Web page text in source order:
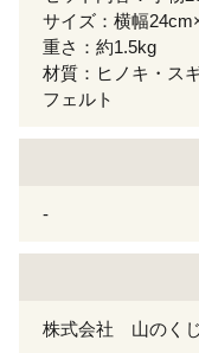
サイズ：横幅
重さ：約1.5kg
材質：ヒノキ・ス
フェルト
-
株式会社 山のく